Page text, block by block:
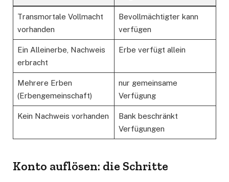
Transmortale Vollmacht
vorhanden
Bevollmächtigter kann
verfügen
Ein Alleinerbe, Nachweis
erbracht
Erbe verfügt allein
Mehrere Erben
(Erbengemeinschaft)
nur gemeinsame
Verfügung
Kein Nachweis vorhanden
Bank beschränkt
Verfügungen
Konto auflösen: die Schritte